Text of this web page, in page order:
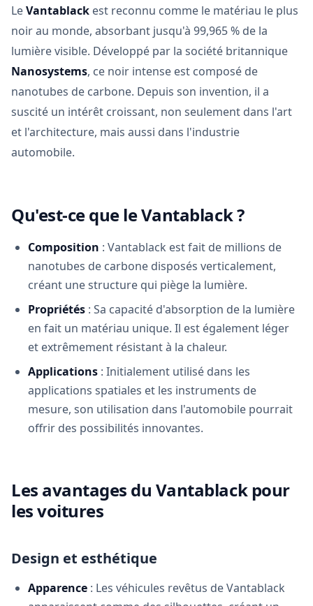
LeVantablack est reconnu comme le matériau le plus
noir au monde, absorbant jusqu'à 99,965 % de la
lumière visible. Développé par la société britannique
Nanosystems, ce noir intense est composé de
nanotubes de carbone. Depuis son invention, il a
suscité un intérêt croissant, non seulement dans l'art
et l'architecture, mais aussi dans l'industrie
automobile.
Qu'est-ce que le Vantablack ?
Composition : Vantablack est fait de millions de
nanotubes de carbone disposés verticalement,
créant une structure qui piège la lumière.
Propriétés : Sa capacité d'absorption de la lumière
en fait un matériau unique. Il est également léger
et extrêmement résistant à la chaleur.
Applications : Initialement utilisé dans les
applications spatiales et les instruments de
mesure, son utilisation dans l'automobile pourrait
offrir des possibilités innovantes.
Les avantages du Vantablack pour
les voitures
Design et esthétique
Apparence : Les véhicules revêtus de Vantablack